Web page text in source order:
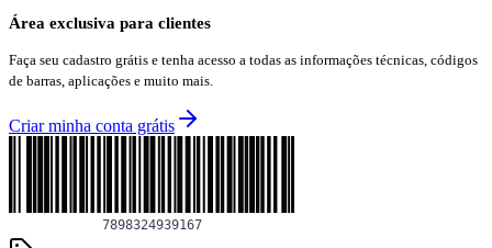
Área exclusiva para clientes
Faça seu cadastro grátis e tenha acesso a todas as informações técnicas, códigos
de barras, aplicações e muito mais.
Criar minha conta grátis